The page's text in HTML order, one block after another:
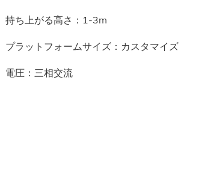
持ち上がる高さ：1-3m
プラットフォームサイズ：カスタマイズ
電圧：三相交流